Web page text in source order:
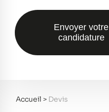
Accueil > Devis
Envoyer votre
candidature